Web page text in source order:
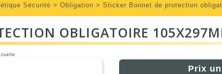
Sécurité > Obligation > Sticker Bonnet de protection
OBLIGATOIRE
Prix